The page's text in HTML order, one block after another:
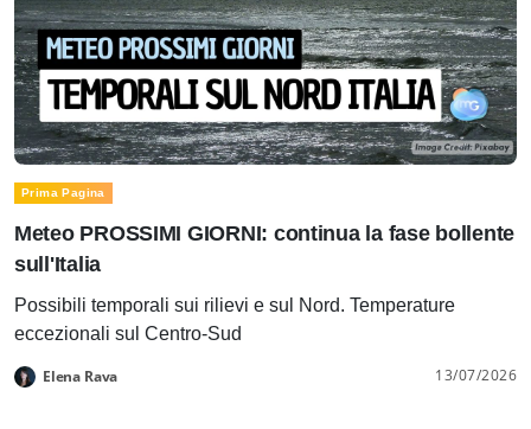
Prima Pagina
Meteo PROSSIMI GIORNI: continua la fase bollente
sull'Italia
Possibili temporali sui rilievi e sul Nord. Temperature
eccezionali sul Centro-Sud
Elena Rava 13/07/2026